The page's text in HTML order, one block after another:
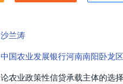
沙兰涛
中国农业发展银行河南南阳卧龙
论农业政策性信贷承载主体的选